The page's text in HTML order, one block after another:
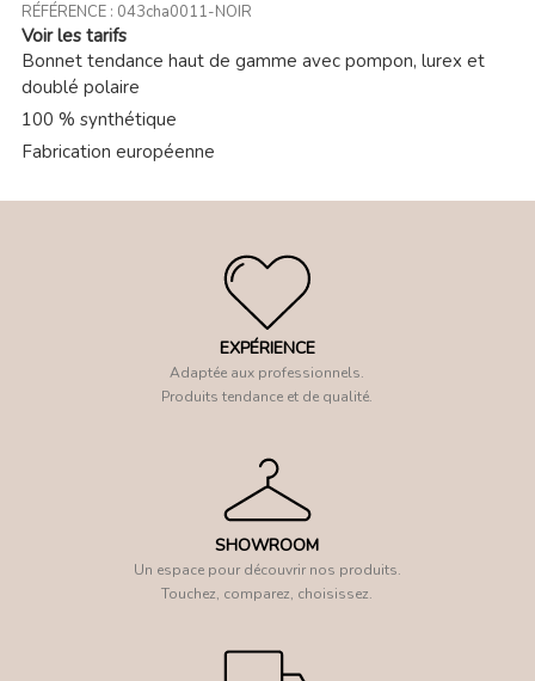
RÉFÉRENCE : 043cha0011-NOIR
Voir les tarifs
Bonnet tendance haut de gamme avec pompon, lurex et
doublé polaire
100 % synthétique
Fabrication européenne
EXPÉRIENCE
Adaptée aux professionnels.
Produits tendance et de qualité.
SHOWROOM
Un espace pour découvrir nos produits.
Touchez, comparez, choisissez.